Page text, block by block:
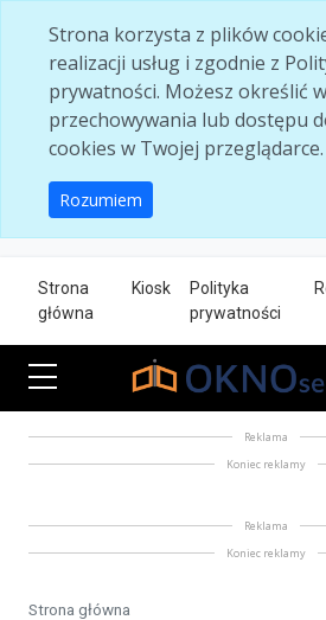
Strona korzysta z plików
realizacji usług i zgodnie z
prywatności. Możesz określić
przechowywania lub dostępu
cookies w Twojej przeglądarce.
Rozumiem
Strona
główna
Kiosk
Polityka
prywatności
Reklama
Koniec reklamy
Reklama
Koniec reklamy
Strona główna